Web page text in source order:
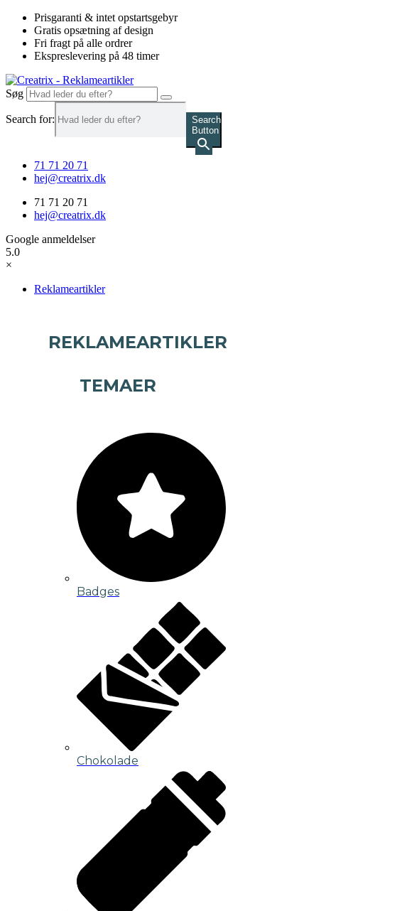
Videre
indhold
Prisgaranti & intet opstartsgebyr
Gratis opsætning af design
Fri fragt på alle ordrer
Ekspreslevering på 48 timer
Søg
Search for:
Search
Button
71 71 20 71
hej@creatrix.dk
71 71 20 71
hej@creatrix.dk
Google anmeldelser
5.0
×
Reklameartikler
REKLAMEARTIKLER
TEMAER
Badges
Chokolade